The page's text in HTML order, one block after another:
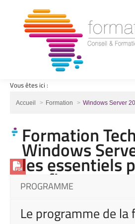
Vous êtes ici :
Vous êtes ici :
Accueil Formation Windows Server
Formation
Windows
les essentiels
configurer et
PROGRAMME
Le programme de